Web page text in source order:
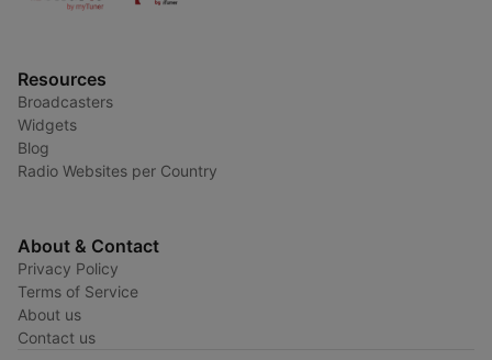
Resources
Broadcasters
Widgets
Blog
Radio Websites per Country
About & Contact
Privacy Policy
Terms of Service
About us
Contact us